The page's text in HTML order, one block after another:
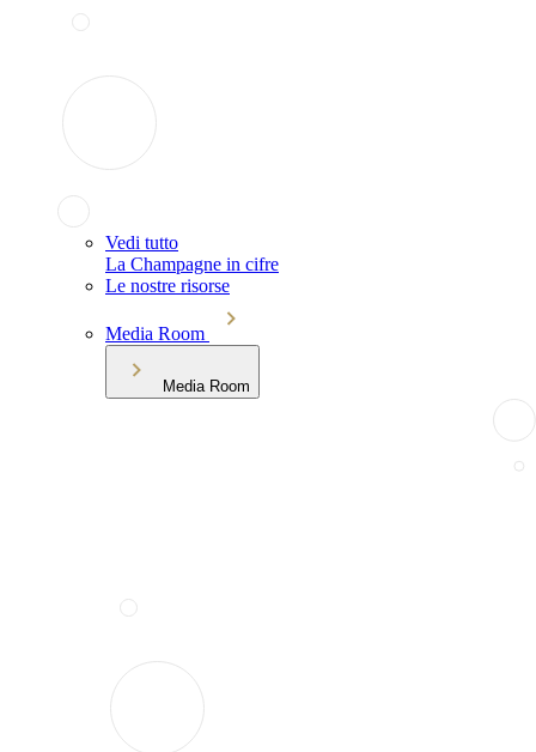
Vedi tutto
La Champagne in cifre
Le nostre risorse
Media Room
Media Room